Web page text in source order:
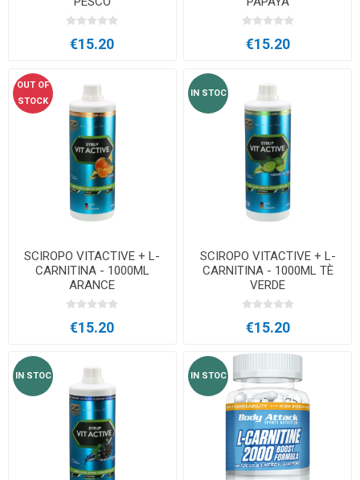
€15.20 €15.20
OUT OF
STOCK
SCIROPO VITACTIVE + L-
CARNITINA - 1000ML
ARANCE
€15.20
IN STOC
SCIROPO VITACTIVE + L-
CARNITINA - 1000ML TÈ
VERDE
€15.20
IN STOC IN STOC